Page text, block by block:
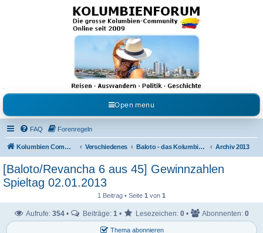
Kolumbienforum - Das
grosse Forum der
Freunde Kolumbiens
Reisen, Auswandern, Kultur, Politik, Geschichte und Visum in Kolumbien und Venezuela.
Austausch, Erfahrungen und Gemeinschaft im Kolumbienforum
Open menu
FAQ Forenregeln
Kolumbien Community Verschiedenes Baloto - das Kolumbianische 6 aus 45 Archiv 2013
[Baloto/Revancha 6 aus 45] Gewinnzahlen
Spieltag 02.01.2013
1 Beitrag • Seite 1 von 1
Thema abonnieren
Aufrufe: 354 • Beiträge: 1 • Lesezeichen: 0 • Abonnenten: 0